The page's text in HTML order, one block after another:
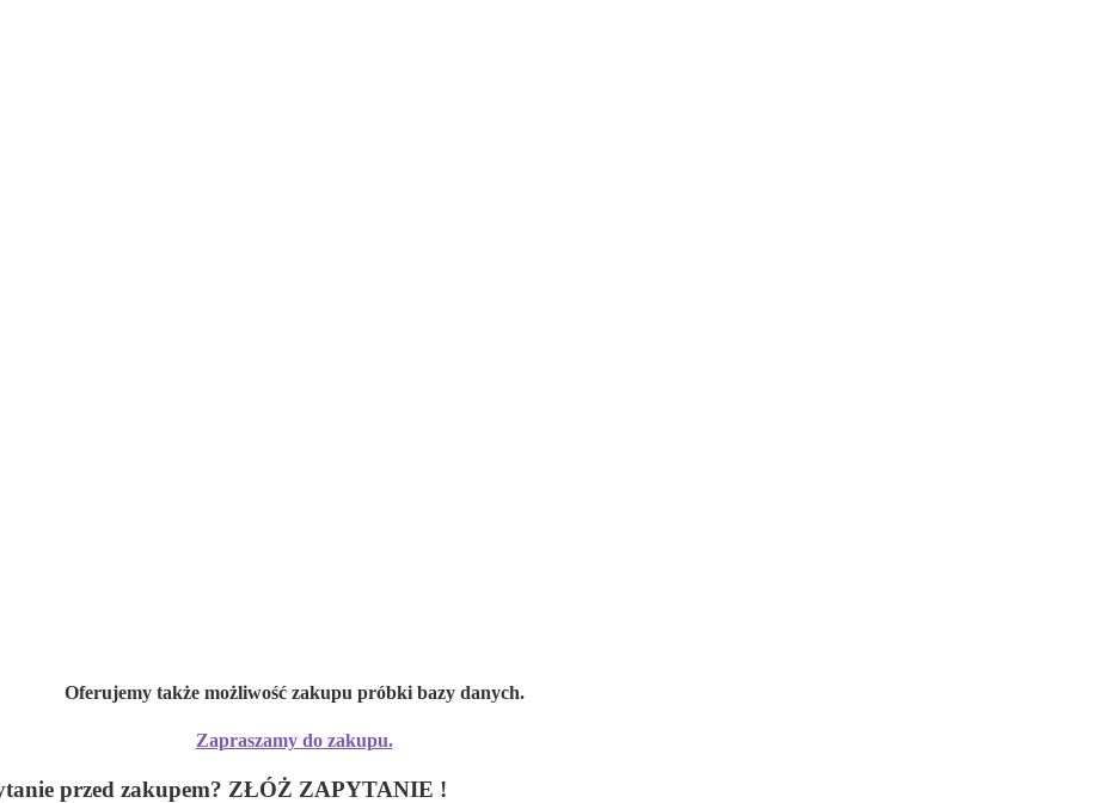
Oferujemy także możliwość zakupu próbki bazy danych.
Zapraszamy do zakupu.
przed zakupem? ZŁÓŻ ZAPYTANIE !